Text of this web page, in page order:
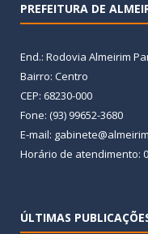
PREFEITURA DE
End.: Rodovia Almeirim
Bairro: Centro
CEP: 68230-000
Fone: (93) 99652-3680
E-mail:
Horário de atendimento:
ÚLTIMAS